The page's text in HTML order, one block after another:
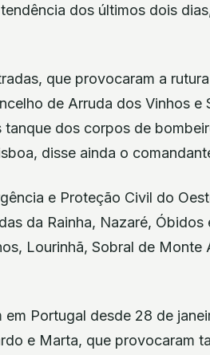
dos últimos dois
que provocaram a
de Arruda dos Vinhos e
dos corpos de
disse ainda o
e Proteção Civil do
da Rainha, Nazaré,
Lourinhã, Sobral de
em Portugal desde 28 de
e Marta, que provocaram